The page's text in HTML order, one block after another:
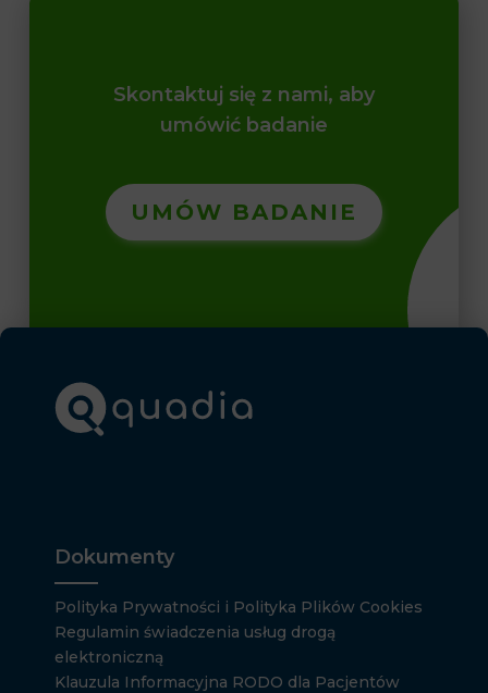
Skontaktuj się z nami, aby
umówić badanie
UMÓW BADANIE
Dokumenty
Polityka Prywatności i Polityka Plików Cookies
Regulamin świadczenia usług drogą
elektroniczną
Klauzula Informacyjna RODO dla Pacjentów